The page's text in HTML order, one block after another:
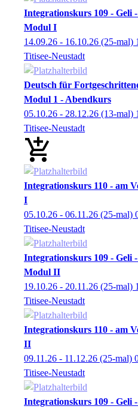
Integrationskurs 109 - Geli
Modul I
14.09.26 - 16.10.26 (25-mal)
Titisee-Neustadt
Deutsch für
Modul 1 - Abendkurs
05.10.26 - 28.12.26 (13-mal)
Titisee-Neustadt
Integrationskurs 110 - am
I
05.10.26 - 06.11.26 (25-mal)
Titisee-Neustadt
Integrationskurs 109 - Geli
Modul II
19.10.26 - 20.11.26 (25-mal)
Titisee-Neustadt
Integrationskurs 110 - am
II
09.11.26 - 11.12.26 (25-mal)
Titisee-Neustadt
Integrationskurs 109 - Geli